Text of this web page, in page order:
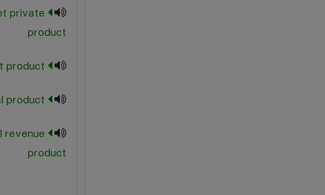
private
product
revenue
product